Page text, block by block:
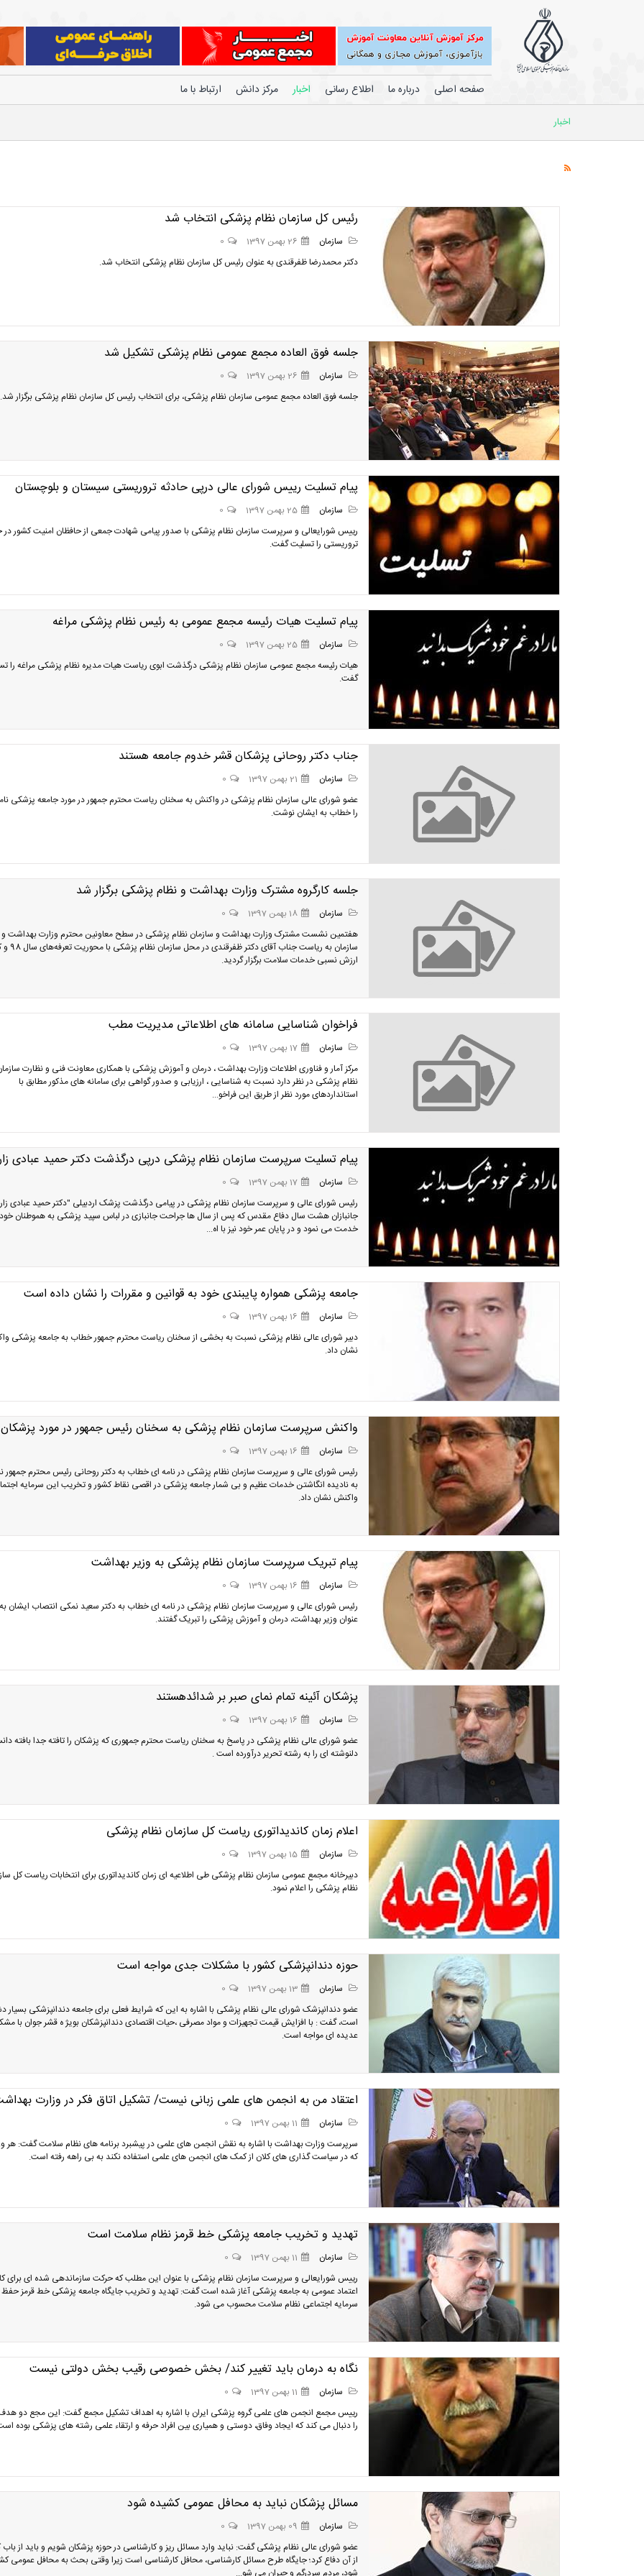
صفحه اصلی درباره ما اطلاع رسانی اخبار مرکز دانش ارتباط با ما
اخبار
رئیس کل سازمان نظام پزشکی انتخاب شد
سازمان 26 بهمن 1397
0
دکتر محمدرضا ظفرقندی به عنوان رئیس کل سازمان نظام پزشکی انتخاب شد.
جلسه فوق العاده مجمع عمومی نظام پزشکی تشکیل شد
سازمان 26 بهمن 1397
0
جلسه فوق العاده مجمع عمومی سازمان نظام پزشکی، برای انتخاب رئیس کل سازمان نظام پزشکی برگزار شد.
پیام تسلیت رییس شورای عالی درپی حادثه تروریستی سیستان و بلوچستان
سازمان 25 بهمن 1397
0
رییس شورایعالی و سرپرست سازمان نظام پزشکی با صدور پیامی شهادت جمعی از حافظان امنیت کشور در
تروریستی را تسلیت گفت.
پیام تسلیت هیات رئیسه مجمع عمومی به رئیس نظام پزشکی مراغه
سازمان 25 بهمن 1397
0
هیات رئیسه مجمع عمومی سازمان نظام پزشکی درگذشت ابوی ریاست هیات مدیره نظام پزشکی مراغه را
گفت.
جناب دکتر روحانی پزشکان قشر خدوم جامعه هستند
سازمان 21 بهمن 1397
0
عضو شورای عالی سازمان نظام پزشکی در واکنش به سخنان ریاست محترم جمهور در مورد جامعه پزشکی
را خطاب به ایشان نوشت.
جلسه کارگروه مشترک وزارت بهداشت و نظام پزشکی برگزار شد
سازمان 18 بهمن 1397
0
هفتمین نشست مشترک وزارت بهداشت و سازمان نظام پزشکی در سطح معاونین محترم وزارت بهداشت و
سازمان به ریاست جناب
ارزش نسبی خدمات سلامت برگزار گردید.
فراخوان شناسایی سامانه های اطلاعاتی مدیریت مطب
سازمان 17 بهمن 1397
0
مرکز آمار و فناوری اطلاعات وزارت بهداشت ، درمان و آموزش پزشکی با همکاری معاونت فنی و نظارت
نظام پزشکی در نظر دارد نسبت به شناسایی ، ارزیابی و صدور گواهی برای سامانه های مذکور مطابق با
استانداردهای مورد نظر از طریق این فراخو...
پیام تسلیت سرپرست سازمان نظام پزشکی درپی درگذشت دکتر حمید عبادی
سازمان 17 بهمن 1397
0
رئیس شورای عالی و سرپرست سازمان نظام پزشکی در پیامی درگذشت پزشک اردبیلی "دکتر حمید عبادی
جانبازان هشت سال دفاع مقدس که پس از سال ها جراحت جانبازی در لباس سپید پزشکی به هموطنان خود
خدمت می نمود و در پایان عمر خود نیز با اه...
جامعه پزشکی همواره پایبندی خود به قوانین و مقررات را نشان داده است
سازمان 16 بهمن 1397
0
دبیر شورای عالی نظام پزشکی نسبت به بخشی از سخنان ریاست محترم جمهور خطاب به جامعه پزشکی
نشان داد.
واکنش سرپرست سازمان نظام پزشکی به سخنان رئیس جمهور در مورد پزشکان
سازمان 16 بهمن 1397
0
رئیس شورای عالی و سرپرست سازمان نظام پزشکی در نامه ای خطاب به دکتر روحانی رئیس محترم
به نادیده انگاشتن خدمات عظیم و بی شمار جامعه پزشکی در اقصی نقاط کشور و تخریب این سرمایه
واکنش نشان داد.
پیام تبریک سرپرست سازمان نظام پزشکی به وزیر بهداشت
سازمان 16 بهمن 1397
0
رئیس شورای عالی و سرپرست سازمان نظام پزشکی در نامه ای خطاب به دکتر سعید نمکی انتصاب ایشان به
عنوان وزیر بهداشت، درمان و آموزش پزشکی را تبریک گفتند.
پزشكان آئينه تمام نماى صبر بر شدائدهستند
سازمان 16 بهمن 1397
0
عضو شورای عالی نظام پزشکی در پاسخ به سخنان ریاست محترم جمهوری که پزشکان را تافته جدا بافته
دلنوشته ای را به رشته تحریر درآورده است .
اعلام زمان کاندیداتوری ریاست کل سازمان نظام پزشکی
سازمان 15 بهمن 1397
0
دبیرخانه مجمع عمومی سازمان نظام پزشکی طی اطلاعیه ای زمان کاندیداتوری برای انتخابات ریاست کل
نظام پزشکی را اعلام نمود.
حوزه دندانپزشکی کشور با مشکلات جدی مواجه است
سازمان 13 بهمن 1397
0
​عضو دندانپزشک شورای عالی نظام پزشکی با اشاره به این که شرایط فعلی برای جامعه دندانپزشکی بسیار
است، گفت : با افزایش قیمت تجهیزات و مواد مصرفی ،حیات اقتصادی دندانپزشکان بویژ ه قشر جوان با
عدیده ای مواجه است.
اعتقاد من به انجمن های علمی زبانی نیست/ تشکیل اتاق فکر در وزارت
سازمان 11 بهمن 1397
0
سرپرست وزارت بهداشت با اشاره به نقش انجمن های علمی در پیشبرد برنامه های نظام سلامت گفت: هر
که در سیاست گذاری های کلان از کمک های انجمن های علمی استفاده نکند به بی راهه رفته است.
تهدید و تخریب جامعه پزشکی خط قرمز نظام سلامت است
سازمان 11 بهمن 1397
0
رییس شورایعالی و سرپرست سازمان نظام پزشکی با عنوان این مطلب که حرکت سازماندهی شده ای برای
اعتماد عمومی به جامعه پزشکی آغاز شده است گفت: تهدید و تخریب جایگاه جامعه پزشکی خط قرمز حفظ
سرمایه اجتماعی نظام سلامت محسوب می شود.
نگاه به درمان باید تغییر کند/ بخش خصوصی رقیب بخش دولتی نیست
سازمان 11 بهمن 1397
0
رییس مجمع انجمن های علمی گروه پزشکی ایران با اشاره به اهداف تشکیل مجمع گفت: این مجع دو
را دنبال می کند که ایجاد وفاق، دوستی و همیاری بین افراد حرفه و ارتقاء علمی رشته های پزشکی بوده
مسائل پزشکان نباید به محافل عمومی کشیده شود
سازمان 09 بهمن 1397
0
عضو شورای عالی نظام پزشکی گفت: نباید وارد مسائل ریز و کارشناسی در حوزه پزشکان شویم و باید از باب
از آن دفاع کرد؛ جایگاه طرح مسائل کارشناسی، محافل کارشناسی است زیرا وقتی بحث به محافل عمومی
شود، مردم سردرگم و حیران می شو...